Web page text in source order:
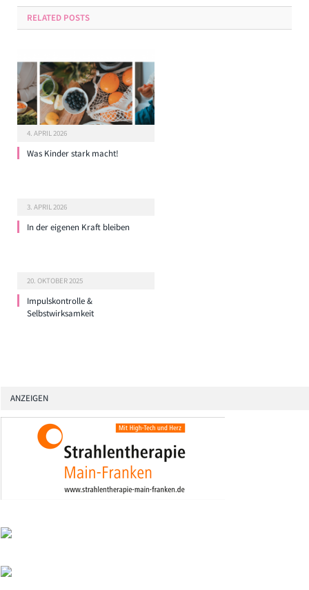
RELATED POSTS
4. APRIL 2026
Was Kinder stark macht!
3. APRIL 2026
In der eigenen Kraft bleiben
20. OKTOBER 2025
Impulskontrolle &
Selbstwirksamkeit
ANZEIGEN